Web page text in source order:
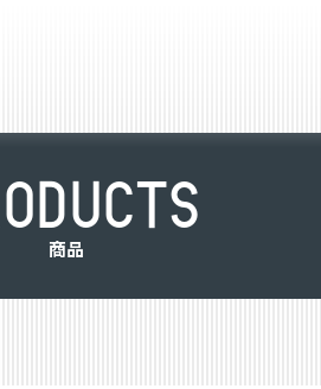
ODUCTS
商品